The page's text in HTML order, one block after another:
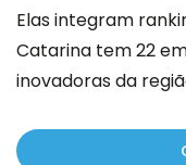
Elas integram
Catarina tem 22
inovadoras da